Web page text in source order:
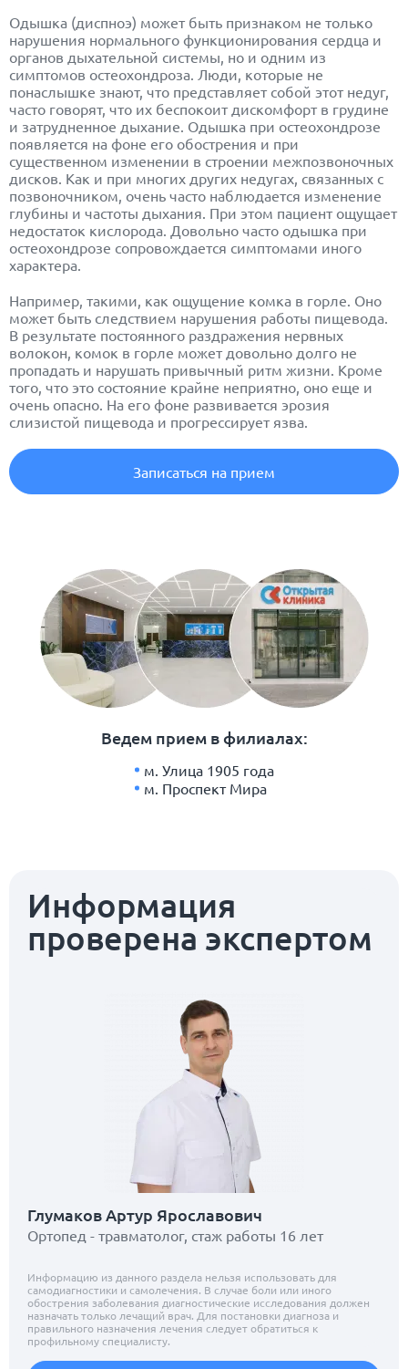
Ведем прием в филиалах:
м. Улица 1905 года
м. Проспект Мира
Одышка (диспноэ) может быть признаком не только
нарушения нормального функционирования сердца и
органов дыхательной системы, но и одним из
симптомов остеохондроза. Люди, которые не
понаслышке знают, что представляет собой этот недуг,
часто говорят, что их беспокоит дискомфорт в грудине
и затрудненное дыхание. Одышка при остеохондрозе
появляется на фоне его обострения и при
существенном изменении в строении межпозвоночных
дисков. Как и при многих других недугах, связанных с
позвоночником, очень часто наблюдается изменение
глубины и частоты дыхания. При этом пациент ощущает
недостаток кислорода. Довольно часто одышка при
остеохондрозе сопровождается симптомами иного
характера.
Например, такими, как ощущение комка в горле. Оно
может быть следствием нарушения работы пищевода.
В результате постоянного раздражения нервных
волокон, комок в горле может довольно долго не
пропадать и нарушать привычный ритм жизни. Кроме
того, что это состояние крайне неприятно, оно еще и
очень опасно. На его фоне развивается эрозия
слизистой пищевода и прогрессирует язва.
Записаться на прием
Информация
проверена экспертом
Глумаков Артур Ярославович
Ортопед - травматолог, стаж работы 16 лет
Информацию из данного раздела нельзя использовать для
самодиагностики и самолечения. В случае боли или иного
обострения заболевания диагностические исследования должен
назначать только лечащий врач. Для постановки диагноза и
правильного назначения лечения следует обратиться к
профильному специалисту.